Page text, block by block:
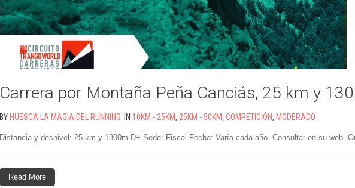
Carrera por Montaña Peña Canciás, 25 km y
BY HUESCA LA MAGIA DEL RUNNING IN 10KM - 25KM, 25KM - 50KM, COMPETICIÓN, MODERADO
Distancia y desnivel: 25 km y 1300m D+ Sede: Fiscal Fecha: Varía cada año. Consultar en su web.
Read More